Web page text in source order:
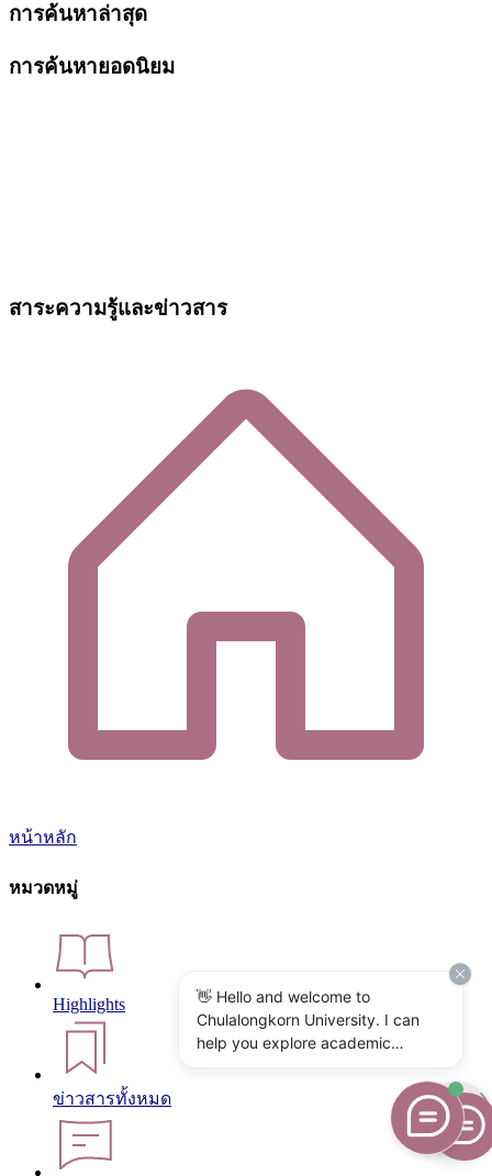
การค้นหาล่าสุด
การค้นหายอดนิยม
สาระความรู้และข่าวสาร
หน้าหลัก
หมวดหมู่
Highlights
ข่าวสารทั้งหมด
👋 Hello and welcome to
Chulalongkorn University. I can
help you explore academic